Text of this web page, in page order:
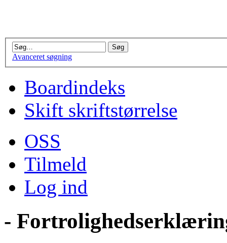
Avanceret søgning
Boardindeks
Skift skriftstørrelse
OSS
Tilmeld
Log ind
-